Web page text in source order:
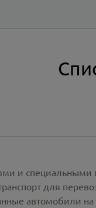
и
для
автомобили